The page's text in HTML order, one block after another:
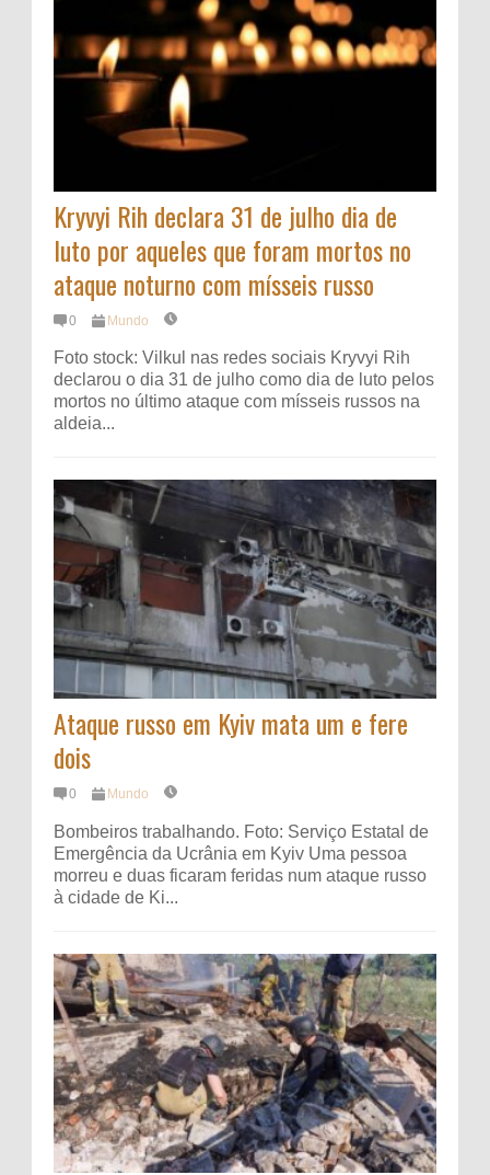
Kryvyi Rih declara 31 de julho dia de
luto por aqueles que foram mortos no
ataque noturno com mísseis russo
0 Mundo
Foto stock: Vilkul nas redes sociais Kryvyi Rih
declarou o dia 31 de julho como dia de luto pelos
mortos no último ataque com mísseis russos na
aldeia...
Ataque russo em Kyiv mata um e fere
dois
0 Mundo
Bombeiros trabalhando. Foto: Serviço Estatal de
Emergência da Ucrânia em Kyiv Uma pessoa
morreu e duas ficaram feridas num ataque russo
à cidade de Ki...